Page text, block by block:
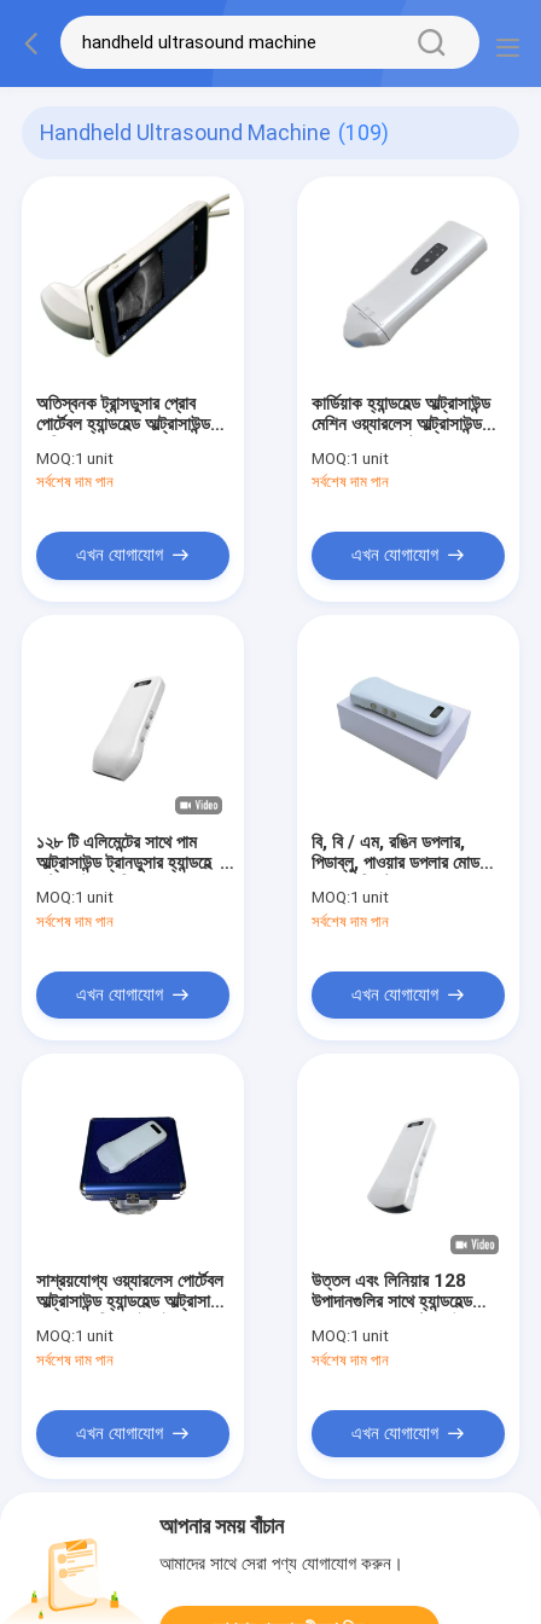
Handheld Ultrasound Machine (109)
অতিস্বনক ট্রান্সডুসার প্রোব
পোর্টেবল হ্যান্ডহেল্ড আল্ট্রাসাউন্ড
MOQ:1 unit
সর্বশেষ দাম পান
এখন যোগাযোগ
কার্ডিয়াক হ্যান্ডহেল্ড আল্ট্রাসাউন্ড
মেশিন ওয়্যারলেস আল্ট্রাসাউন্ড
উপলব্ধ Available
MOQ:1 unit
সর্বশেষ দাম পান
এখন যোগাযোগ
১২৮ টি এলিমেন্টের সাথে পাম
আল্ট্রাসাউন্ড ট্রানডুসার হ্যান্ডহেল্ড
5MHz উত্তল 7.5-10
মেগাহার্টজ লিনিয়ার
MOQ:1 unit
সর্বশেষ দাম পান
এখন যোগাযোগ
বি, বি / এম, রঙিন ডপলার,
পিডাব্লু, পাওয়ার ডপলার মোড
আল্ট্রাসাউন্ড প্রোব হ্যান্ডহেল্ড
আল্ট্রাসাউন্ড ডিভাইস
MOQ:1 unit
সর্বশেষ দাম পান
এখন যোগাযোগ
সাশ্রয়যোগ্য ওয়্যারলেস পোর্টেবল
আল্ট্রাসাউন্ড হ্যান্ডহেল্ড আল্ট্রাসাউন্ড
128 এলিমেন্ট স্ট্যান্ডবাই সময়>
= 12 ঘন্টা
MOQ:1 unit
সর্বশেষ দাম পান
এখন যোগাযোগ
উত্তল এবং লিনিয়ার 128
উপাদানগুলির সাথে হ্যান্ডহেল্ড
মেশিন পোর্টেবল ওয়্যারলেস
আল্ট্রাসাউন্ড মেশিন
MOQ:1 unit
সর্বশেষ দাম পান
এখন যোগাযোগ
আপনার সময় বাঁচান
আমাদের সাথে সেরা পণ্য যোগাযোগ করুন।